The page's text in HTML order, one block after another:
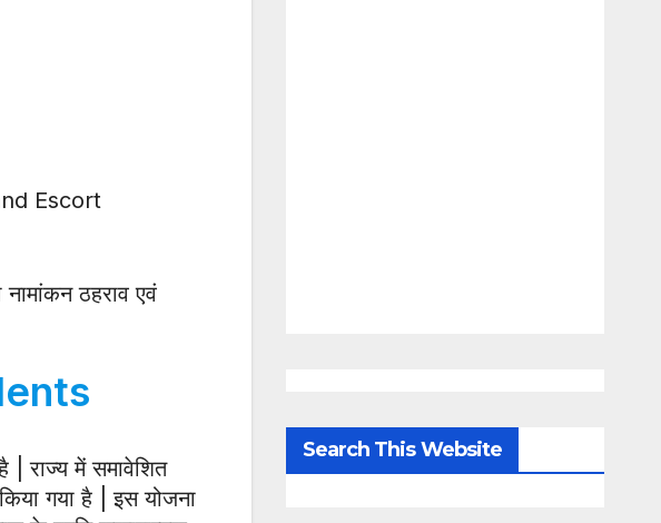
Escort
ठहराव एवं
राज्य में समावेशित
गया है | इस योजना
Search This Website